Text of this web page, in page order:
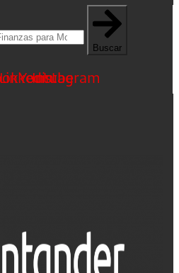
Buscar
Linkedin
Youtube
Instagram